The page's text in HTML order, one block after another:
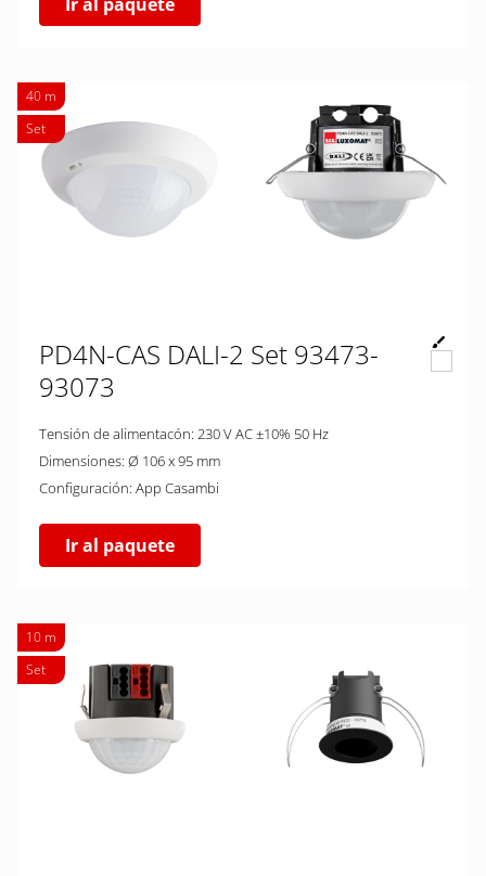
40 m
Set
PD4N-CAS DALI-2 Set 93473-
93073
Tensión de alimentacón: 230 V AC ±10% 50 Hz
Dimensiones: Ø 106 x 95 mm
Configuración: App Casambi
Ir al paquete
10 m
Set